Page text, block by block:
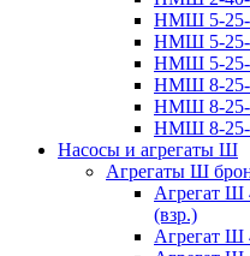
НМШ 5-25-
НМШ 5-25-
НМШ 5-25-
НМШ 8-25-
НМШ 8-25-
НМШ 8-25-
Насосы и агрегаты Ш
Агрегаты Ш
Агрегат Ш
(взр.)
Агрегат Ш